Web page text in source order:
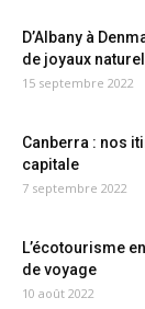
D’Albany à
de joyaux
15 septembre 2022
Canberra : nos
capitale
7 septembre 2022
L’écotourisme
de voyage
10 août 2022